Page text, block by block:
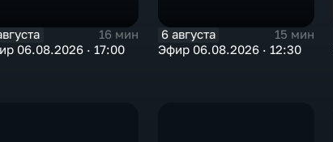
16 мин
06.08.2026 · 17:00
6 августа
15 мин
Эфир 06.08.2026 · 12:30